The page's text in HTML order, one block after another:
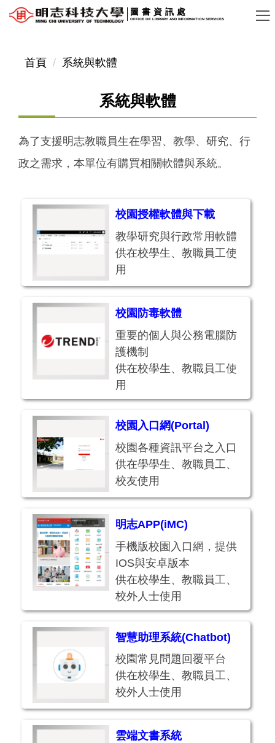
跳
圖書資訊處
OFFICE OF LIBRARY AND INFORMATION SERVICES
首頁 系統與軟體
系統與軟體
為了支援明志教職員生在學習、教學、研究、行
政之需求，本單位有購買相關軟體與系統。
校園授權軟體與下載
教學研究與行政常用軟體
供在校學生、教職員工使
用
校園防毒軟體
重要的個人與公務電腦防
護機制
供在校學生、教職員工使
用
校園入口網(Portal)
校園各種資訊平台之入口
供在學學生、教職員工、
校友使用
明志APP(iMC)
手機版校園入口網，提供
IOS與安卓版本
供在校學生、教職員工、
校外人士使用
智慧助理系統(Chatbot)
校園常見問題回覆平台
供在校學生、教職員工、
校外人士使用
雲端文書系統